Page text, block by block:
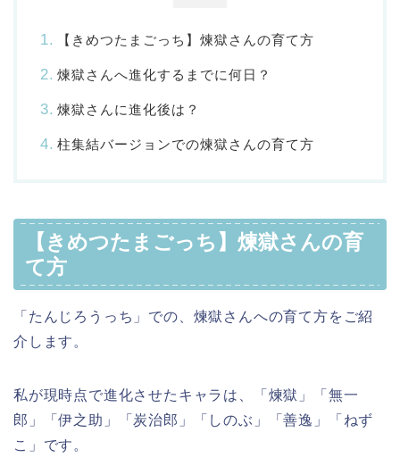
【きめつたまごっち】煉獄さんの育て方
煉獄さんへ進化するまでに何日？
煉獄さんに進化後は？
柱集結バージョンでの煉獄さんの育て方
【きめつたまごっち】煉獄さんの育
て方
「たんじろうっち」での、煉獄さんへの育て方をご紹
介します。
私が現時点で進化させたキャラは、「煉獄」「無一
郎」「伊之助」「炭治郎」「しのぶ」「善逸」「ねず
こ」です。